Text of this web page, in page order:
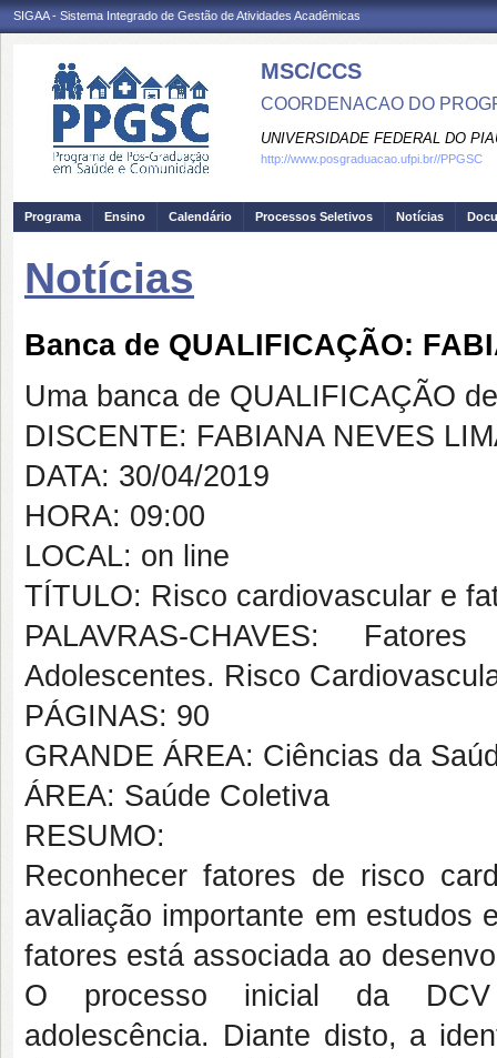
SIGAA - Sistema Integrado de Gestão de Atividades Acadêmicas
MSC/CCS
COORDENACAO DO
UNIVERSIDADE FEDERAL DO
http://www.posgraduacao.ufpi.br//PPGSC
Programa Ensino Calendário Processos Seletivos Notícias
Notícias
Banca de QUALIFICAÇÃO:
Uma banca de QUALIFICAÇÃO
DISCENTE: FABIANA NEVES
DATA: 30/04/2019
HORA: 09:00
LOCAL: on line
TÍTULO: Risco cardiovascular e
PALAVRAS-CHAVES:
Adolescentes. Risco
PÁGINAS: 90
GRANDE ÁREA: Ciências da
ÁREA: Saúde Coletiva
RESUMO:
Reconhecer fatores de risco
avaliação importante em estudos
fatores está associada ao
O processo inicial da
adolescência. Diante disto, a